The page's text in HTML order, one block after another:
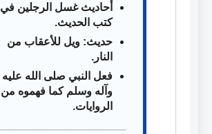
أحاديث غسل الرجلين في
كتب الحديث.
حديث: ويل للأعقاب من
النار.
فعل النبي صلى الله عليه
وآله وسلم كما فهموه من
الروايات.